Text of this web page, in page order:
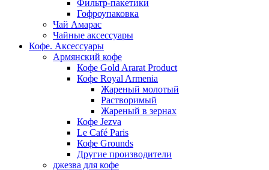
Фильтр-пакетики
Гофроупаковка
Чай Амарас
Чайные аксессуары
Кофе. Аксессуары
Армянский кофе
Кофе Gold Ararat Product
Кофе Royal Armenia
Жареный молотый
Растворимый
Жареный в зернах
Кофе Jezva
Le Café Paris
Кофе Grounds
Другие производители
джезва для кофе